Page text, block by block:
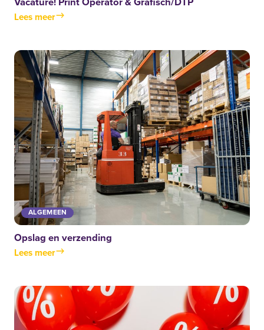
Vacature! Print Operator & Grafisch/DTP
Lees meer
ALGEMEEN
Opslag en verzending
Lees meer